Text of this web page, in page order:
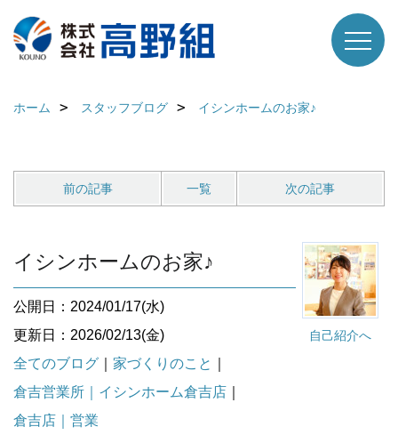
ホーム スタッフブログ イシンホームのお家♪
前の記事 一覧 次の記事
自己紹介へ
イシンホームのお家♪
公開日：2024/01/17(水)
更新日：2026/02/13(金)
全てのブログ
家づくりのこと
倉吉営業所｜イシンホーム倉吉店
倉吉店｜営業